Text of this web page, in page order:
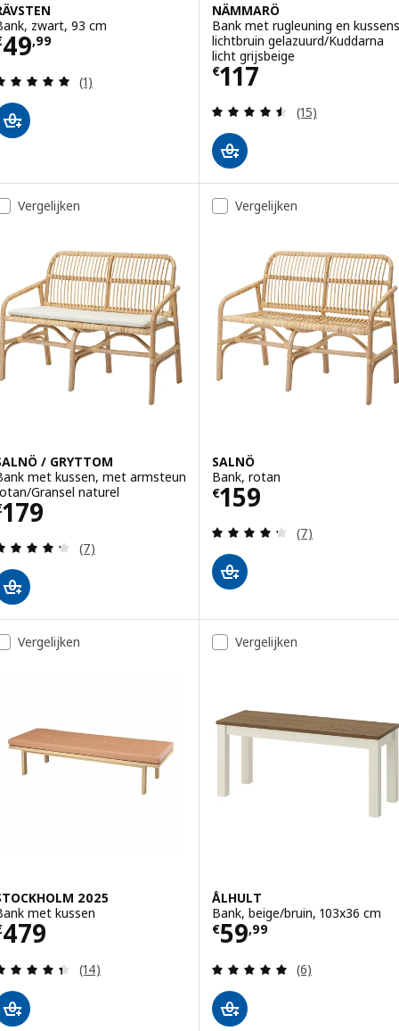
zwart, 93 cm
49,99€ 49,99
Beoordeling: 5 van 5 sterren. Totaal
(1)
NÄMMARÖ
Bank met rugleuning en
lichtbruin gelazuurd/Kuddarna
licht grijsbeige
€117
Prijs € 117
Beoordeling:
(15)
Vergelijken
/ GRYTTOM
met kussen, met armsteun
Gransel naturel
179€ 179
Beoordeling: 4.3 van 5 sterren. Totaal
(7)
Vergelijken
SALNÖ
Bank, rotan
€159
Prijs € 159
Beoordeling:
(7)
Vergelijken
2025
met kussen
479€ 479
Beoordeling: 4.4 van 5 sterren. Totaal
(14)
Vergelijken
ÅLHULT
Bank, beige/bruin, 103x36 cm
€59,99
Prijs € 59,99
Beoordeling: 5
(6)